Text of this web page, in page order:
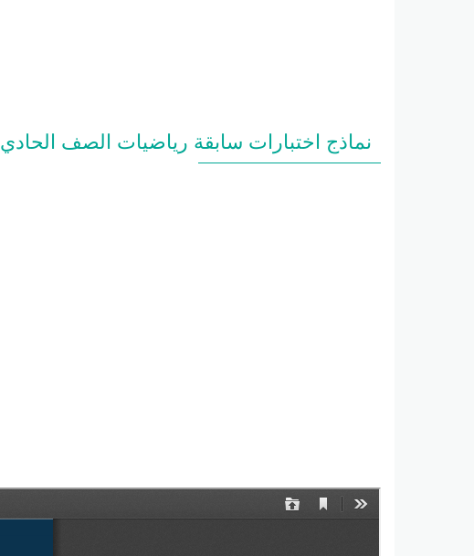
نماذج اختبارات سابقة رياضيات الصف